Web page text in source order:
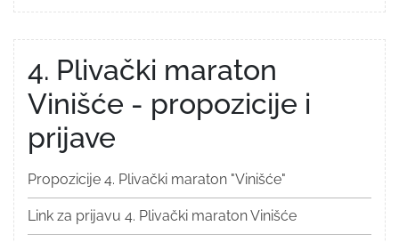
4. Plivački maraton
Vinišće - propozicije i
prijave
Propozicije 4. Plivački maraton "Vinišće"
Link za prijavu 4. Plivački maraton Vinišće